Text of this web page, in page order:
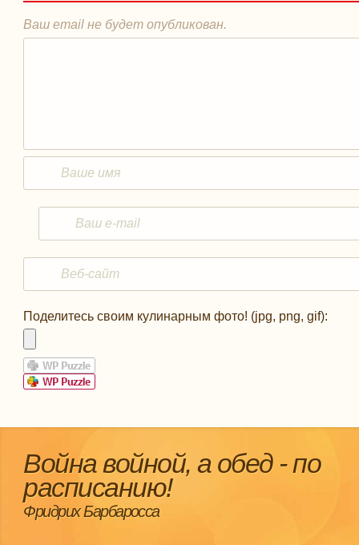
Ваш email не будет опубликован.
Поделитесь своим кулинарным фото! (jpg, png, gif):
Война войной, а обед - по
расписанию!
Фридрих Барбаросса